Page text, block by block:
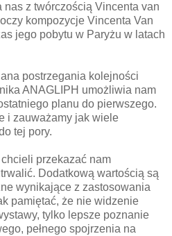
nas z twórczością Vincenta van
kompozycje Vincenta Van
jego pobytu w Paryżu w latach
postrzegania kolejności
ANAGLIPH umożliwia nam
planu do pierwszego.
i zauważamy jak wiele
tej pory.
przekazać nam
Dodatkową wartością są
wynikające z zastosowania
pamiętać, że nie widzenie
tylko lepsze poznanie
pełnego spojrzenia na